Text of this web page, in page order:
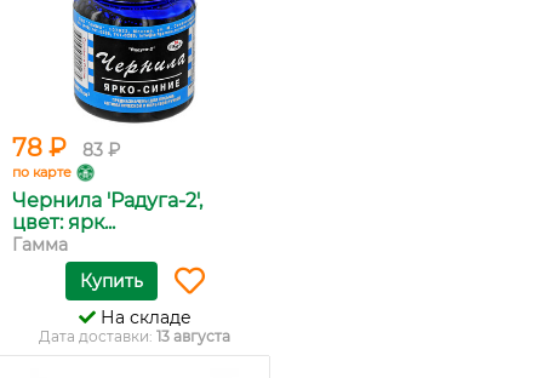
78 ₽ 83 ₽
по карте
Чернила 'Радуга-2',
цвет: ярк...
Гамма
Купить
На складе
Дата доставки: 13 августа